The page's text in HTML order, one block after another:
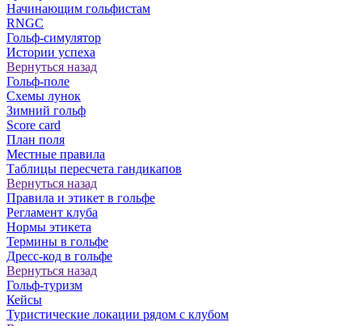
Начинающим гольфистам
RNGC
Гольф-симулятор
Истории успеха
Вернуться назад
Гольф-поле
Схемы лунок
Зимний гольф
Score card
План поля
Местные правила
Таблицы пересчета гандикапов
Вернуться назад
Правила и этикет в гольфе
Регламент клуба
Нормы этикета
Термины в гольфе
Дресс-код в гольфе
Вернуться назад
Гольф-туризм
Кейсы
Туристические локации рядом с клубом